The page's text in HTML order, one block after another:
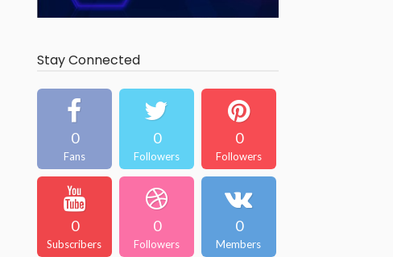
Stay Connected
0
Fans
0
Followers
0
Followers
0
Subscribers
0
Followers
0
Members